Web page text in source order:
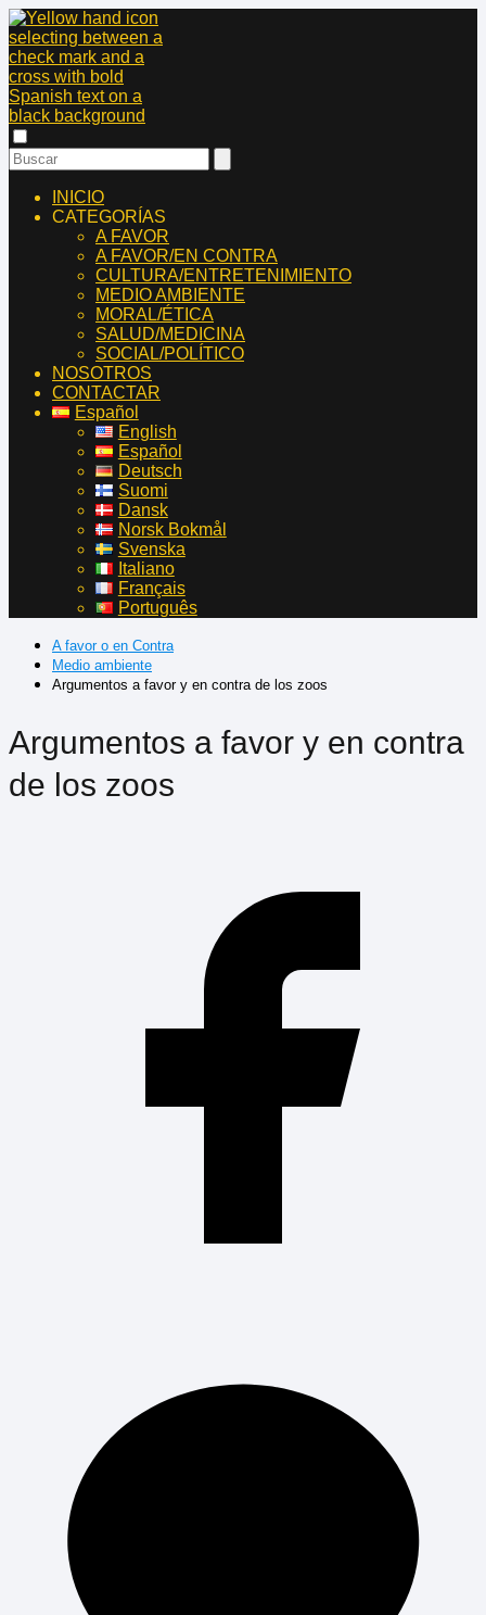
INICIO
CATEGORÍAS
A FAVOR
A FAVOR/EN CONTRA
CULTURA/ENTRETENIMIENTO
MEDIO AMBIENTE
MORAL/ÉTICA
SALUD/MEDICINA
SOCIAL/POLÍTICO
NOSOTROS
CONTACTAR
Español
English
Español
Deutsch
Suomi
Dansk
Norsk Bokmål
Svenska
Italiano
Français
Português
A favor o en Contra
Medio ambiente
Argumentos a favor y en contra de los zoos
Argumentos a favor y en contra
de los zoos